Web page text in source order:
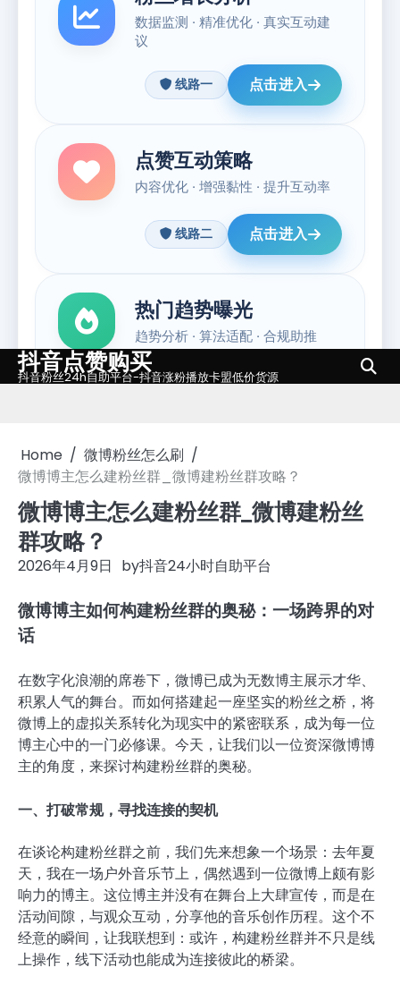
Skip
to
抖音点赞购买
抖音粉丝24h自助平台-抖音涨粉播放卡盟低价货源
Home
微博粉丝怎么刷
微博博主怎么建粉丝群_微博建粉丝群攻略？
微博博主怎么建粉丝群_微博建粉丝
群攻略？
2026年4月9日 by抖音24小时自助平台
微博博主如何构建粉丝群的奥秘：一场跨界的对
话
在数字化浪潮的席卷下，微博已成为无数博主展示才华、
积累人气的舞台。而如何搭建起一座坚实的粉丝之桥，将
微博上的虚拟关系转化为现实中的紧密联系，成为每一位
博主心中的一门必修课。今天，让我们以一位资深微博博
主的角度，来探讨构建粉丝群的奥秘。
一、打破常规，寻找连接的契机
在谈论构建粉丝群之前，我们先来想象一个场景：去年夏
天，我在一场户外音乐节上，偶然遇到一位微博上颇有影
响力的博主。这位博主并没有在舞台上大肆宣传，而是在
活动间隙，与观众互动，分享他的音乐创作历程。这个不
经意的瞬间，让我联想到：或许，构建粉丝群并不只是线
上操作，线下活动也能成为连接彼此的桥梁。